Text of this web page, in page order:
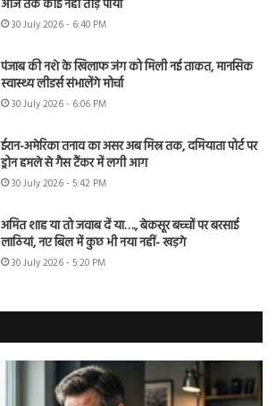
आज तक कोई नहीं तोड़ पाया
30 July 2026 - 6:40 PM
पंजाब की नशे के खिलाफ जंग को मिली नई ताकत, मानसिक
स्वास्थ्य लीडर्स संभालेंगे मोर्चा
30 July 2026 - 6:06 PM
ईरान-अमेरिका तनाव का असर अब मिस्र तक, दमियाता पोर्ट पर
ड्रोन हमले से गैस टैंकर में लगी आग
30 July 2026 - 5:42 PM
अमित शाह या तो जवाब दें या…., बेकसूर बच्चों पर बरसाई
लाठियां, नए बिल में कुछ भी नया नहीं- खड़गे
30 July 2026 - 5:20 PM